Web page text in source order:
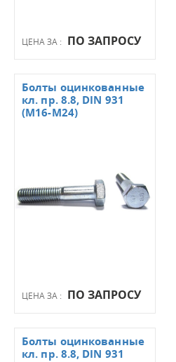
ЦЕНА ЗА : ПО ЗАПРОСУ
ЦЕНА ЗА : ПО ЗАПРОСУ
Болты оцинкованные
кл. пр. 8.8, DIN 931
(М16-М24)
Болты оцинкованные
кл. пр. 8.8, DIN 931